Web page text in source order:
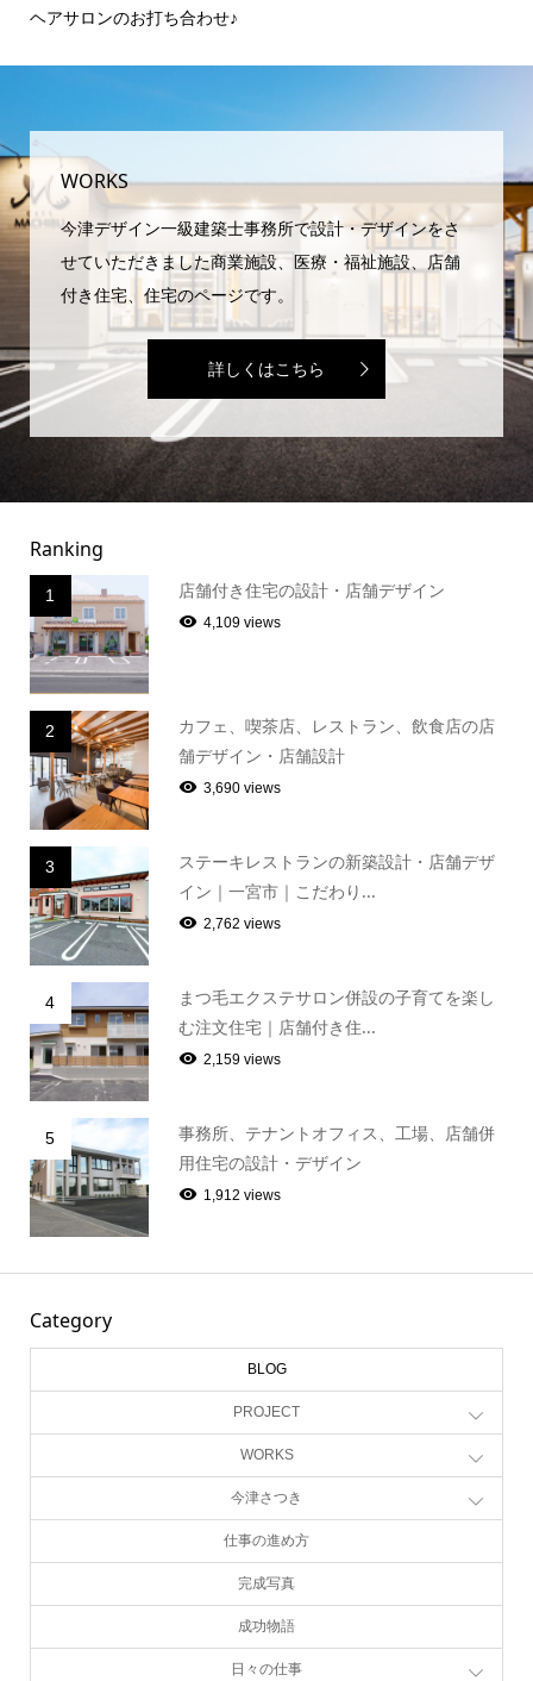
サロンのお打ち合わせ♪
WORKS
今津デザイン一級建築士事務所で設計・デザインをさ
せていただきました商業施設、医療・福祉施設、店舗
付き住宅、住宅のページです。
詳しくはこちら
Ranking
1 店舗付き住宅の設計・店舗デザイン
4,109 views
2
カフェ、喫茶店、レストラン、飲食店の店
舗デザイン・店舗設計
3,690 views
3
ステーキレストランの新築設計・店舗デザ
イン｜一宮市｜こだわり...
2,762 views
4
まつ毛エクステサロン併設の子育てを楽し
む注文住宅｜店舗付き住...
2,159 views
5
事務所、テナントオフィス、工場、店舗併
用住宅の設計・デザイン
1,912 views
Category
BLOG
PROJECT
WORKS
今津さつき
仕事の進め方
完成写真
成功物語
日々の仕事